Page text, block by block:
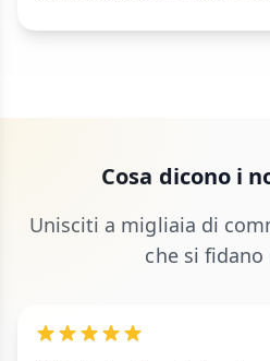
Cosa dicono i
Unisciti a migliaia di
che si fidano